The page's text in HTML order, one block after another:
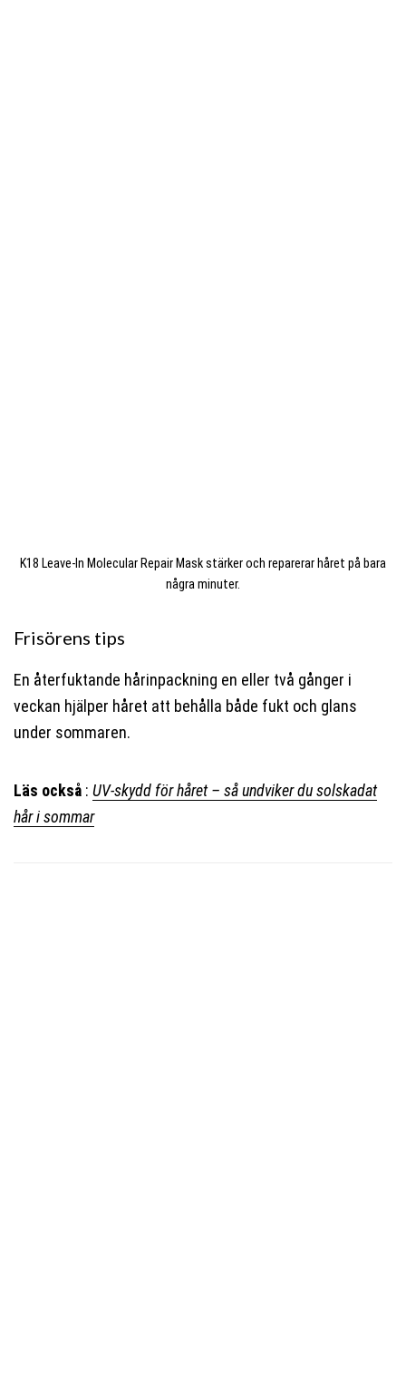
K18 Leave-In Molecular Repair Mask stärker och reparerar håret på bara
några minuter.
Frisörens tips
En återfuktande hårinpackning en eller två gånger i
veckan hjälper håret att behålla både fukt och glans
under sommaren.
Läs också : UV-skydd för håret – så undviker du solskadat
hår i sommar